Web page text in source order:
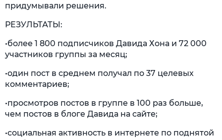
придумывали решения.
РЕЗУЛЬТАТЫ:
•более 1 800 подписчиков Давида Хона и 72 000
участников группы за месяц;
•один пост в среднем получал по 37 целевых
комментариев;
•просмотров постов в группе в 100 раз больше,
чем постов в блоге Давида на сайте;
•социальная активность в интернете по поднятой